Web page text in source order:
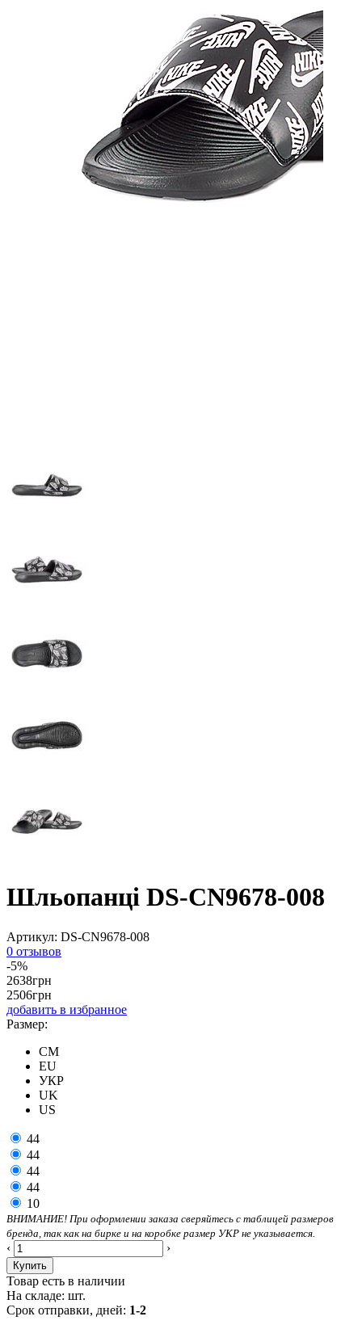
Шльопанці DS-CN9678-008
Артикул: DS-CN9678-008
0 отзывов
-5%
2638грн
2506грн
добавить в избранное
Размер:
CM
EU
УКР
UK
US
44
44
44
44
10
ВНИМАНИЕ! При оформлении заказа сверяйтесь с таблицей размеров
бренда, так как на бирке и на коробке размер УКР не указывается.
‹ ›
Купить
Товар есть в наличии
На складе: шт.
Срок отправки, дней: 1-2